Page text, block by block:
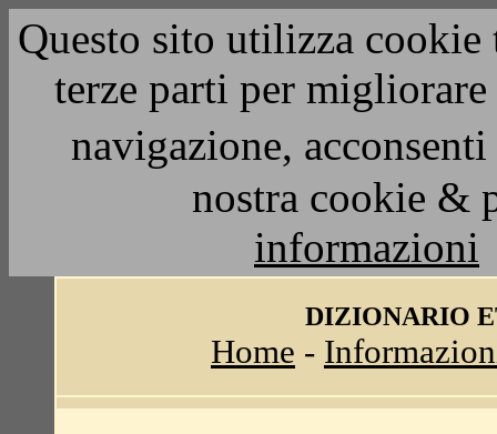
Questo sito utilizza
terze parti per
navigazione,
nostra cookie &
informazioni
DIZIONARIO
Home -